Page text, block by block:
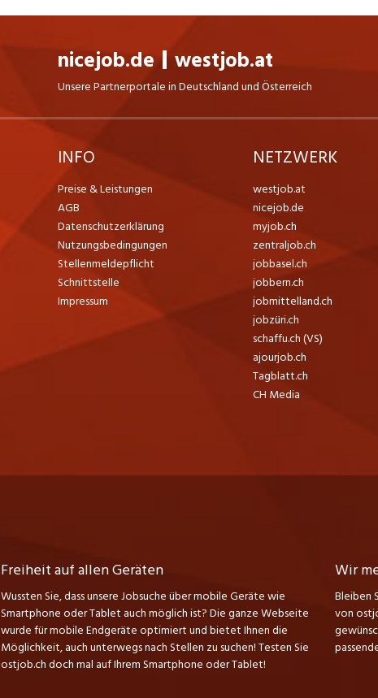
nicejob.de westjob.at
Unsere Partnerportale in Deutschland und Österreich
INFO
Preise & Leistungen
AGB
Datenschutzerklärung
Nutzungsbedingungen
Stellenmeldepflicht
Schnittstelle
Impressum
NETZWERK
westjob.at
nicejob.de
myjob.ch
zentraljob.ch
jobbasel.ch
jobbern.ch
jobmittelland.ch
jobzüri.ch
schaffu.ch (VS)
ajourjob.ch
Tagblatt.ch
CH Media
Freiheit auf allen Geräten
Wussten Sie, dass unsere Jobsuche über mobile Geräte wie
Smartphone oder Tablet auch möglich ist? Die ganze Webseite
wurde für mobile Endgeräte optimiert und bietet Ihnen die
Möglichkeit, auch unterwegs nach Stellen zu suchen! Testen Sie
ostjob.ch doch mal auf Ihrem Smartphone oder Tablet!
Wir
Bleiben
von